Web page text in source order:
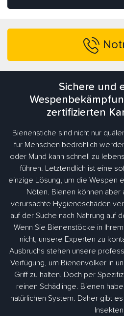
Sichere und
zertifizierten
Bienenstiche sind nicht nur
für Menschen bedrohlich
oder Mund kann schnell zu
führen. Letztendlich ist eine
einzige Lösung, um die Wespen
Nöten. Bienen können aber
verursachte Hygieneschäden
auf der Suche nach Nahrung auf
Wenn Sie Bienenstöcke in
nicht, unsere Experten zu
Ausbruchs stehen unsere
Verfügung, um Bienenvölker in
Griff zu halten. Doch per
reinen Schädlinge. Bienen
natürlichen System. Daher gibt